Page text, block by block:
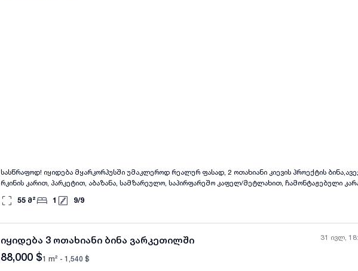
სასწრაფოდ! იყიდება მყარკორპუსში უმაკლეროდ რეალურ ფასად, 2 ოთახიანი კიევის პროექტის ბინა,ავეჯით ტექნიკით
რკინის კარით, პარკეტით, აბაზანა, სამზარეულო, საპირფარეშო კაფელ/მეტლახით, ჩამონტაჟებული
საღამომდე. ვარკეთილი თრიალეთის ქუჩასთან, რესტორან "კაჭრეთის ჩემპოინ"-თან, ყაზტრანს
55 მ² 1 9/9
31 ივლ,
იყიდება 3 ოთახიანი ბინა ვარკეთილში
88,000 $1 m² - 1,540 $